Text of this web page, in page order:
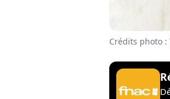
Crédits photo :